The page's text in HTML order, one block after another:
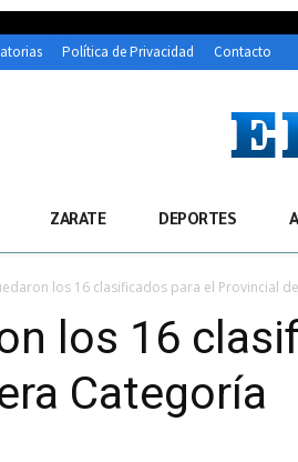
Política de Privacidad Contacto
ZARATE DEPORTES
los 16 clasificados para el Provincial
los 16
Categoría